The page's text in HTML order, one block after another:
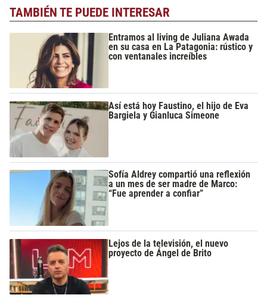
TAMBIÉN TE PUEDE INTERESAR
Entramos al living de Juliana Awada
en su casa en La Patagonia: rústico y
con ventanales increíbles
Así está hoy Faustino, el hijo de Eva
Bargiela y Gianluca Simeone
Sofía Aldrey compartió una reflexión
a un mes de ser madre de Marco:
“Fue aprender a confiar”
Lejos de la televisión, el nuevo
proyecto de Ángel de Brito